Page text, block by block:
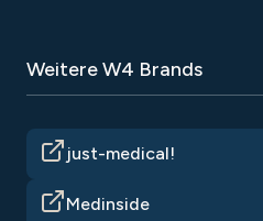
Weitere W4 Brands
just-medical!
Medinside